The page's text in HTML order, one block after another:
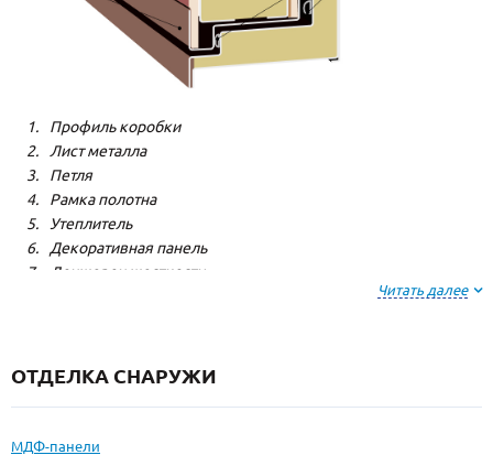
Профиль коробки
Лист металла
Петля
Рамка полотна
Утеплитель
Декоративная панель
Лонжерон жесткости
Читать далее
ОТДЕЛКА СНАРУЖИ
МДФ-панели